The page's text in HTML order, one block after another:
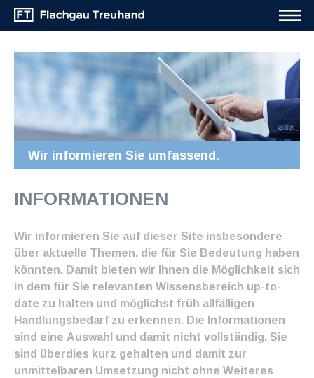
Wir informieren Sie umfassend.
INFORMATIONEN
Wir informieren Sie auf dieser Site insbesondere
über aktuelle Themen, die für Sie Bedeutung haben
könnten. Damit bieten wir Ihnen die Möglichkeit sich
in dem für Sie relevanten Wissensbereich up-to-
date zu halten und möglichst früh allfälligen
Handlungsbedarf zu erkennen. Die Informationen
sind eine Auswahl und damit nicht vollständig. Sie
sind überdies kurz gehalten und damit zur
unmittelbaren Umsetzung nicht ohne Weiteres